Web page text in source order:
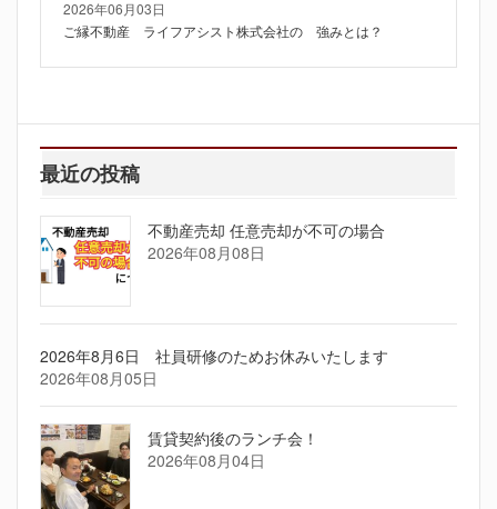
2026年06月03日
ご縁不動産 ライフアシスト株式会社の 強みとは？
最近の投稿
不動産売却 任意売却が不可の場合
2026年08月08日
2026年8月6日 社員研修のためお休みいたします
2026年08月05日
賃貸契約後のランチ会！
2026年08月04日